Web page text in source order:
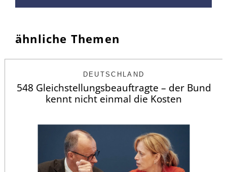
ähnliche Themen
DEUTSCHLAND
548 Gleichstellungsbeauftragte – der Bund
kennt nicht einmal die Kosten